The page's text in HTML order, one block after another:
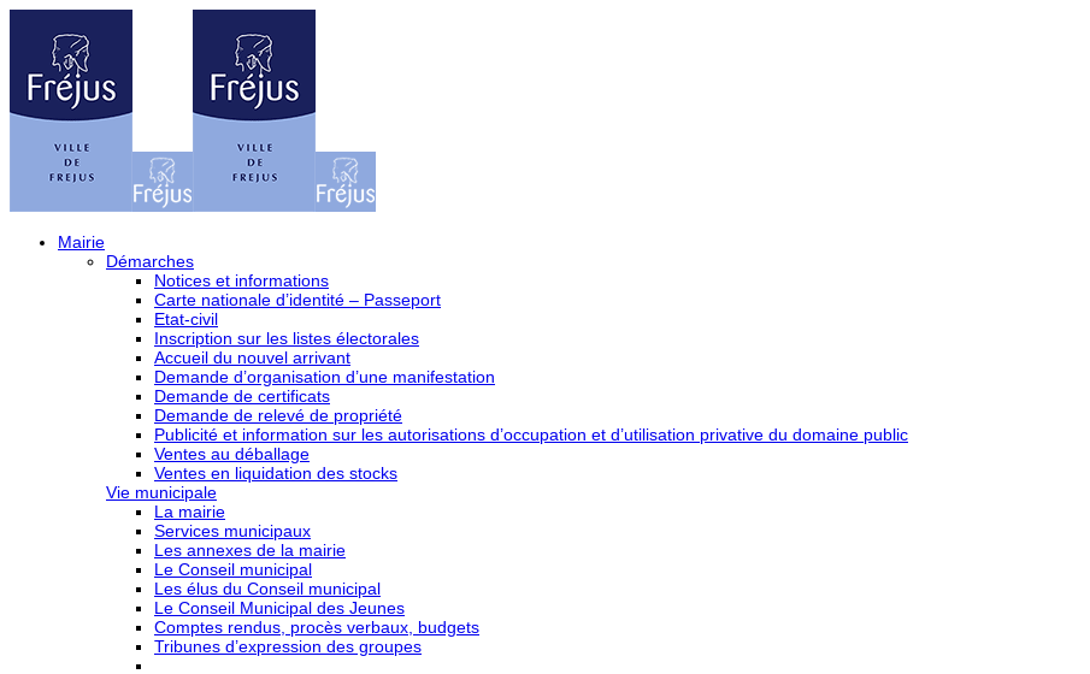
Mairie
Démarches
Notices et informations
Carte nationale d’identité – Passeport
Etat-civil
Inscription sur les listes électorales
Accueil du nouvel arrivant
Demande d’organisation d’une manifestation
Demande de certificats
Demande de relevé de propriété
Publicité et information sur les autorisations d’occupation et d’utilisation privative du domaine public
Ventes au déballage
Ventes en liquidation des stocks
Vie municipale
La mairie
Services municipaux
Les annexes de la mairie
Le Conseil municipal
Les élus du Conseil municipal
Le Conseil Municipal des Jeunes
Comptes rendus, procès verbaux, budgets
Tribunes d’expression des groupes